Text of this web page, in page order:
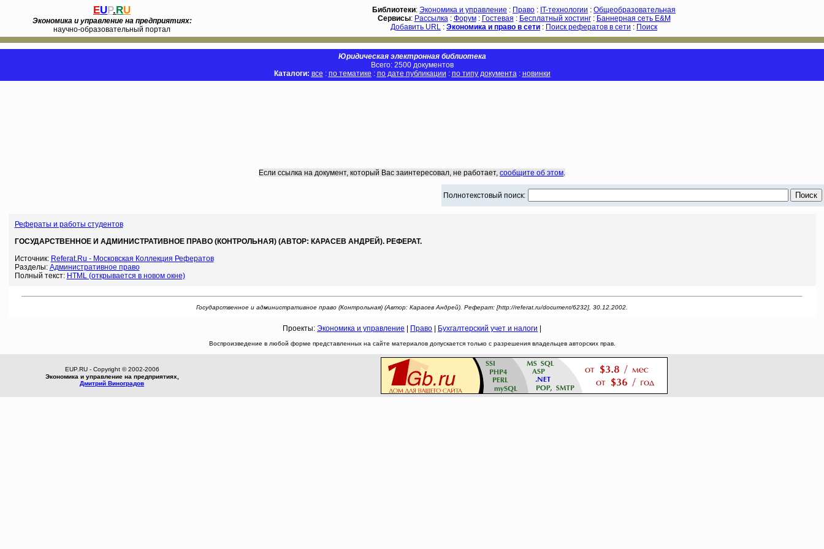
EUP.RU
Экономика и управление на предприятиях:
научно-образовательный портал
Библиотеки: Экономика и управление : Право : IT-технологии : Общеобразовательная
Сервисы: Рассылка: Форум: Гостевая : Бесплатный хостинг: Баннерная сеть E&M
Добавить URL : Экономика и право в сети : Поиск рефератов в сети : Поиск
Юридическая электронная библиотека
Всего: 2500 документов
Каталоги: все : по тематике : по дате публикации : по типу документа: новинки
Если ссылка на документ, который Вас заинтересовал, не работает, сообщите об этом.
Полнотекстовый поиск:
Рефераты и работы студентов
ГОСУДАРСТВЕННОЕ И АДМИНИСТРАТИВНОЕ ПРАВО (КОНТРОЛЬНАЯ) (АВТОР: КАРАСЕВ АНДРЕЙ). РЕФЕРАТ.
Источник: Referat.Ru - Московская Коллекция Рефератов
Разделы: Административное право
Полный текст: HTML (открывается в новом окне)
Государственное и административное право (Контрольная) (Автор: Карасев Андрей). Реферат: [http://referat.ru/document/6232], 30.12.2002.
Проекты: Экономика и управление Право Бухгалтерский учет и налоги
Воспроизведение в любой форме представленных на сайте материалов допускается только с разрешения владельцев авторских прав.
EUP.RU - Copyright © 2002-2006
Экономика и управление на предприятиях,
Дмитрий Виноградов